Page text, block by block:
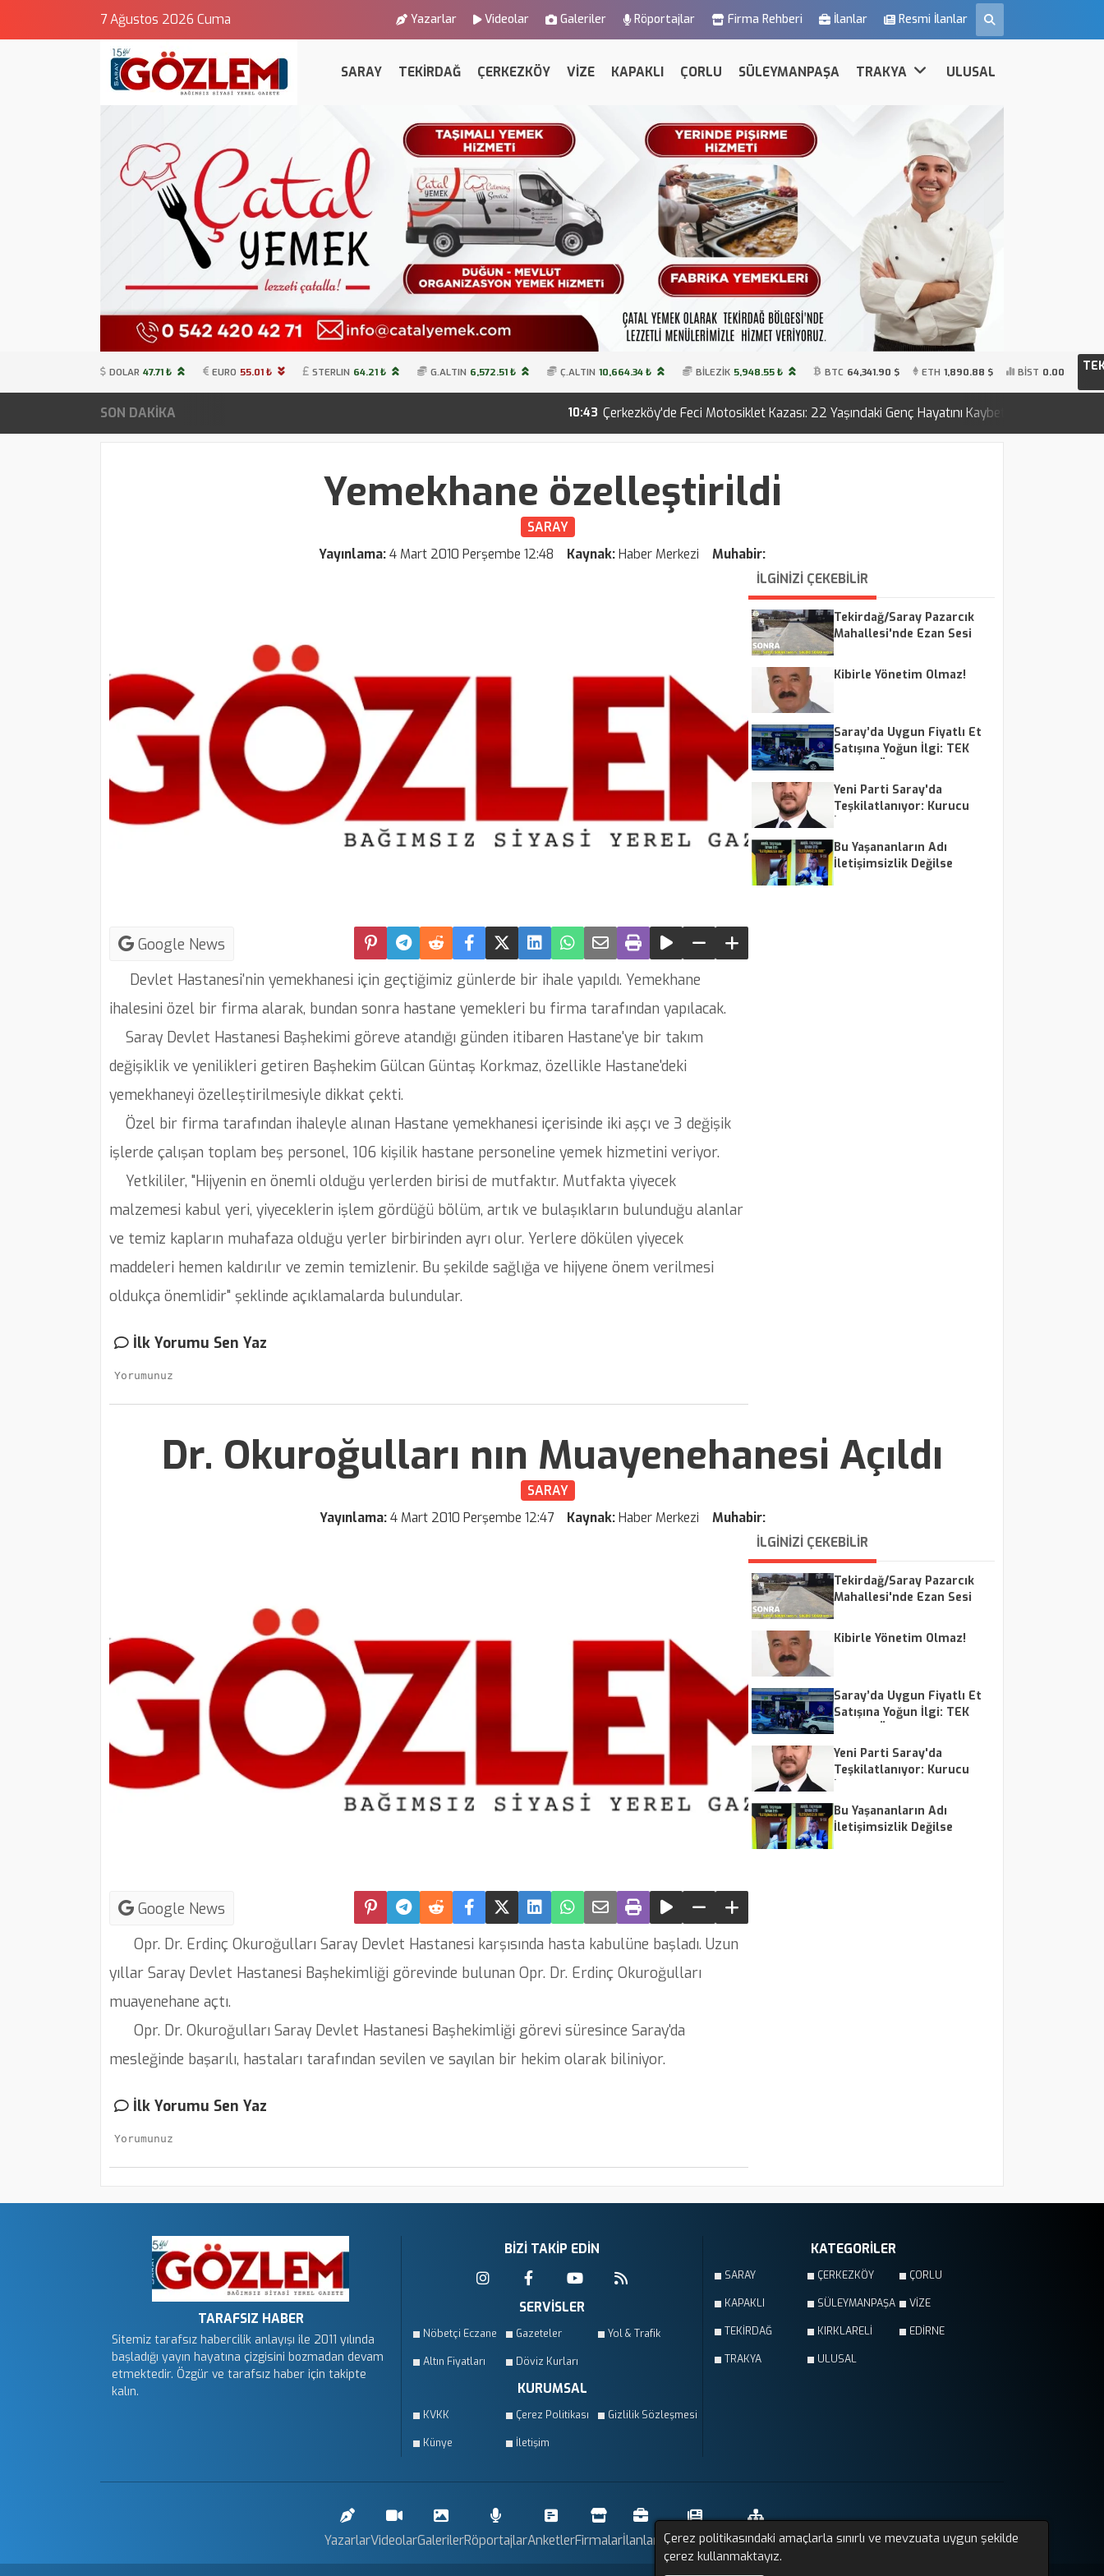
7 Ağustos 2026 Cuma Yazarlar Videolar Galeriler Röportajlar Firma Rehberi İlanlar Resmi İlanlar
SARAY TEKİRDAĞ ÇERKEZKÖY VİZE KAPAKLI ÇORLU SÜLEYMANPAŞA TRAKYA ULUSAL
DOLAR 47.71 ₺ EURO 55.01 ₺ STERLIN 64.21 ₺ G.ALTIN 6,572.51 ₺ Ç.ALTIN 10,664.34 ₺ BİLEZİK 5,948.55 ₺ BTC 64,341.90 $ ETH 1,890.88 $ BİST 0.00
SON DAKİKA Çerkezköy'de Feci Motosiklet Kazası: 22 Yaşındaki Genç Hayatını Kaybetti 21:58 BÜYÜKŞEHİR'DEN ARI
Yemekhane özelleştirildi
SARAY
Yayınlama:4 Mart 2010 Perşembe 12:48 Kaynak:Haber Merkezi Muhabir:
Google News
Devlet Hastanesi'nin yemekhanesi için geçtiğimiz günlerde bir ihale yapıldı. Yemekhane
ihalesini özel bir firma alarak, bundan sonra hastane yemekleri bu firma tarafından yapılacak.
Saray Devlet Hastanesi Başhekimi göreve atandığı günden itibaren Hastane'ye bir takım
değişiklik ve yenilikleri getiren Başhekim Gülcan Güntaş Korkmaz, özellikle Hastane'deki
yemekhaneyi özelleştirilmesiyle dikkat çekti.
Özel bir firma tarafından ihaleyle alınan Hastane yemekhanesi içerisinde iki aşçı ve 3 değişik
işlerde çalışan toplam beş personel, 106 kişilik hastane personeline yemek hizmetini veriyor.
Yetkililer, "Hijyenin en önemli olduğu yerlerden birisi de mutfaktır. Mutfakta yiyecek
malzemesi kabul yeri, yiyeceklerin işlem gördüğü bölüm, artık ve bulaşıkların bulunduğu alanlar
ve temiz kapların muhafaza olduğu yerler birbirinden ayrı olur. Yerlere dökülen yiyecek
maddeleri hemen kaldırılır ve zemin temizlenir. Bu şekilde sağlığa ve hijyene önem verilmesi
oldukça önemlidir" şeklinde açıklamalarda bulundular.
İlk Yorumu Sen Yaz
İLGİNİZİ ÇEKEBİLİR
Tekirdağ/Saray Pazarcık
Mahallesi'nde Ezan Sesi
Düzenlemesi Talep Ediyor
Kibirle Yönetim Olmaz!
Saray’da Uygun Fiyatlı Et
Satışına Yoğun İlgi: TEK
Kuyruklar
Yeni Parti Saray'da
Teşkilatlanıyor: Kurucu
Yürüten Oldu
Bu Yaşananların Adı
İletişimsizlik Değilse
Dr. Okuroğulları nın Muayenehanesi Açıldı
SARAY
Yayınlama:4 Mart 2010 Perşembe 12:47 Kaynak: Haber Merkezi Muhabir:
Google News
Opr. Dr. Erdinç Okuroğulları Saray Devlet Hastanesi karşısında hasta kabulüne başladı. Uzun
yıllar Saray Devlet Hastanesi Başhekimliği görevinde bulunan Opr. Dr. Erdinç Okuroğulları
muayenehane açtı.
Opr. Dr. Okuroğulları Saray Devlet Hastanesi Başhekimliği görevi süresince Saray'da
mesleğinde başarılı, hastaları tarafından sevilen ve sayılan bir hekim olarak biliniyor.
İlk Yorumu Sen Yaz
İLGİNİZİ ÇEKEBİLİR
Tekirdağ/Saray Pazarcık
Mahallesi'nde Ezan Sesi
Düzenlemesi Talep Ediyor
Kibirle Yönetim Olmaz!
Saray’da Uygun Fiyatlı Et
Satışına Yoğun İlgi: TEK
Kuyruklar
Yeni Parti Saray'da
Teşkilatlanıyor: Kurucu
Yürüten Oldu
Bu Yaşananların Adı
İletişimsizlik Değilse
TARAFSIZ HABER
Sitemiz tarafsız habercilik anlayışı ile 2011 yılında
başladığı yayın hayatına çizgisini bozmadan devam
etmektedir. Özgür ve tarafsız haber için takipte
kalın.
BİZİ TAKİP EDİN
SERVİSLER
Nöbetçi Eczane Gazeteler Yol & Trafik
Altın Fiyatları Döviz Kurları
KURUMSAL
KVKK Çerez Politikası Gizlilik Sözleşmesi
Künye İletişim
KATEGORİLER
SARAY ÇERKEZKÖY ÇORLU
KAPAKLI SÜLEYMANPAŞA VİZE
TEKİRDAĞ KIRKLARELİ EDİRNE
TRAKYA ULUSAL
YazarlarVideolarGalerilerRöportajlarAnketlerFirmalarİlanlar Resmi İlanlarSitemap
Çerez politikasındaki amaçlarla sınırlı ve mevzuata uygun şekilde
çerez kullanmaktayız.